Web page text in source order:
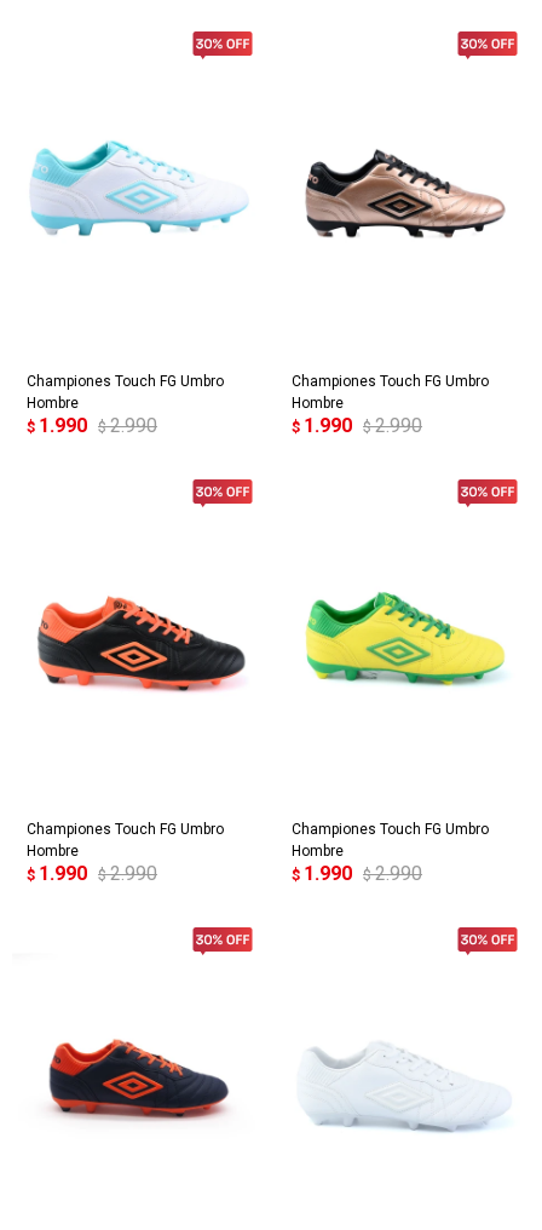
Championes Touch FG Umbro
Hombre
$ 1.990 $ 2.990
Championes Touch FG Umbro
Hombre
$ 1.990 $ 2.990
Championes Touch FG Umbro
Hombre
$ 1.990 $ 2.990
Championes Touch FG Umbro
Hombre
$ 1.990 $ 2.990